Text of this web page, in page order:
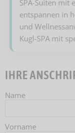
SPA-Suiten mit
entspannen in
und
Kugl-SPA mit
IHRE
Name
Vorname